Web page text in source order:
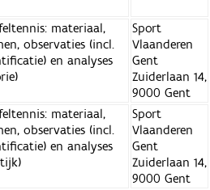
materiaal,
observaties (incl.
en analyses
Sport
Vlaanderen
Gent
Zuiderlaan 14,
9000 Gent
materiaal,
observaties (incl.
en analyses
Sport
Vlaanderen
Gent
Zuiderlaan 14,
9000 Gent